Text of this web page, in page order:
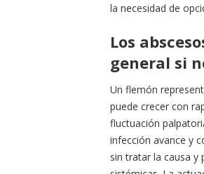
la necesidad de
Los
general si
Un flemón
puede crecer con
fluctuación
infección avance y
sin tratar la causa y